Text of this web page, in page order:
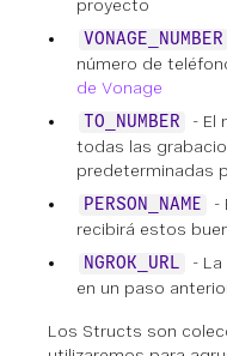
proyecto
VONAGE_NUMBER
número de
de Vonage
TO_NUMBER
- El
todas las
predeterminadas
PERSON_NAME
-
recibirá estos
NGROK_URL
- La
en un paso
Los Structs son